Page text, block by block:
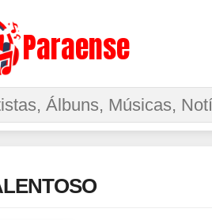
Paraense